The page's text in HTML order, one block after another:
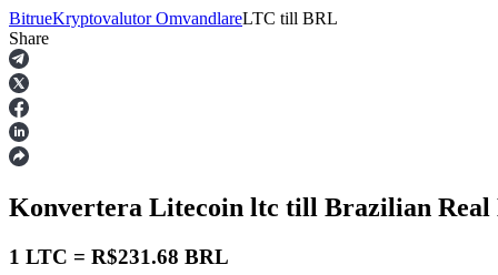
Terminer
BitrueKryptovalutor OmvandlareLTC till BRL
Share
Konvertera Litecoin ltc till Brazilian Real
1 LTC = R$231.68 BRL